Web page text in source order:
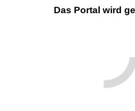
Das Portal wird